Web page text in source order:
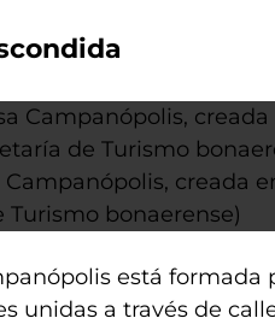
creada
Turismo bonaerense)
está formada
unidas a través de